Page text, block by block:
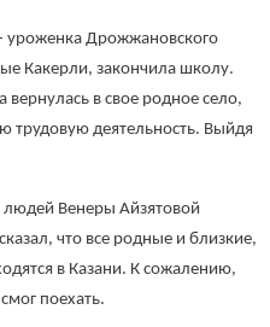
уроженка Дрожжановского
Какерли, закончила школу.
в свое родное село,
трудовую деятельность. Выйдя
людей Венеры Айзятовой
что все родные и близкие,
в Казани. К сожалению,
поехать.